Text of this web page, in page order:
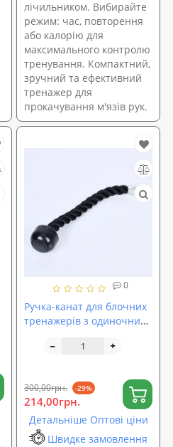
лічильником. Вибирайте
режим: час, повторення
або калорію для
максимального контролю
тренування. Компактний,
зручний та ефективний
тренажер для
прокачування м'язів рук.
0
Ручка-канат для блочних
тренажерів з одиночним
одинарний OSPORT (MS
300,00грн. -29%
214,00грн.
Детальніше Оптові ціни
Швидке замовлення